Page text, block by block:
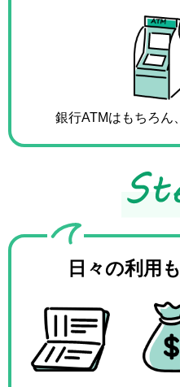
銀行ATMはもちろん、
日々の利用も